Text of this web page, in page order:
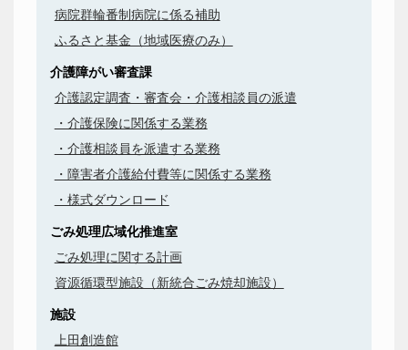
病院群輪番制病院に係る補助
ふるさと基金（地域医療のみ）
介護障がい審査課
介護認定調査・審査会・介護相談員の派遣
・介護保険に関係する業務
・介護相談員を派遣する業務
・障害者介護給付費等に関係する業務
・様式ダウンロード
ごみ処理広域化推進室
ごみ処理に関する計画
資源循環型施設（新統合ごみ焼却施設）
施設
上田創造館